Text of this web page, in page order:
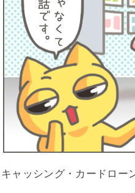
ャッシング・カードロー